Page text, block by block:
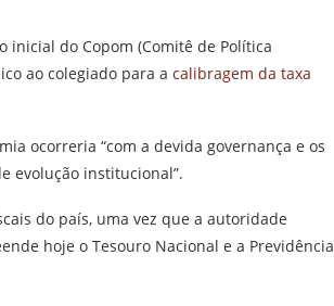
inicial do Copom (Comitê de Política
ao colegiado para a calibragem da taxa
ocorreria “com a devida governança e os
evolução institucional”.
do país, uma vez que a autoridade
hoje o Tesouro Nacional e a Previdência